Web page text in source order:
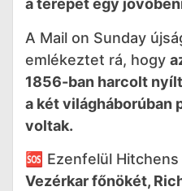
a terepet egy
A Mail on Sunday
emlékeztet rá, hogy
1856-ban harcolt
a két világháborúban
voltak.
🆘 Ezenfelül Hitchens
Vezérkar főnökét,